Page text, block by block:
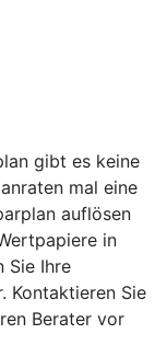
gibt es keine
mal eine
auflösen
in
Sie Ihre
Kontaktieren Sie
Berater vor